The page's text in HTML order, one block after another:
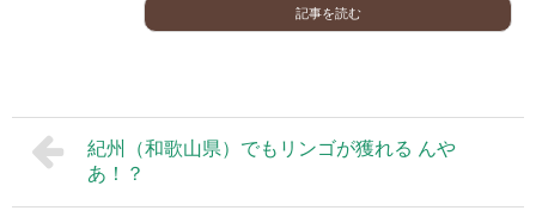
記事を読む
紀州（和歌山県）でもリンゴが獲れる んや
あ！？